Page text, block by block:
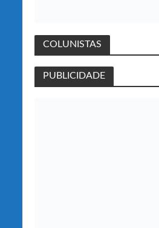
COLUNISTAS
PUBLICIDADE